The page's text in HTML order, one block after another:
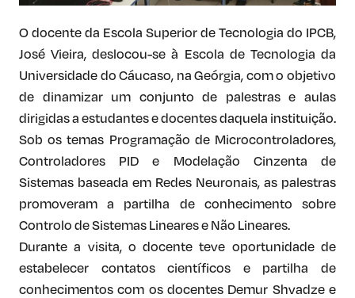
O docente da Escola Superior de Tecnologia do IPCB,
José Vieira, deslocou-se à Escola de Tecnologia da
Universidade do Cáucaso, na Geórgia, com o objetivo
de dinamizar um conjunto de palestras e aulas
dirigidas a estudantes e docentes daquela instituição.
Sob os temas Programação de Microcontroladores,
Controladores PID e Modelação Cinzenta de
Sistemas baseada em Redes Neuronais, as palestras
promoveram a partilha de conhecimento sobre
Controlo de Sistemas Lineares e Não Lineares.
Durante a visita, o docente teve oportunidade de
estabelecer contatos científicos e partilha de
conhecimentos com os docentes Demur Shvadze e